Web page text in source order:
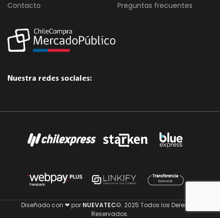
Contacto
Preguntas frecuentes
Nuestra redes sociales:
Diseñado con ❤ por NUEVATEC©. 2025 Todos los Derechos
Reservados.